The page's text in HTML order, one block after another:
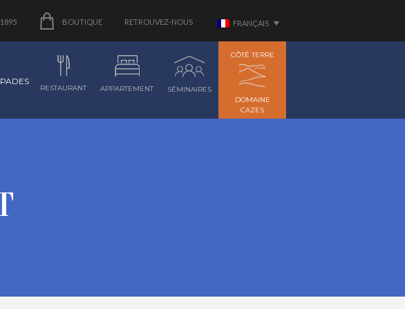
BOUTIQUE RETROUVEZ-NOUS FRANÇAIS
RESTAURANT APPARTEMENT SÉMINAIRES
CÔTÉ TERRE
DOMAINE
CAZES